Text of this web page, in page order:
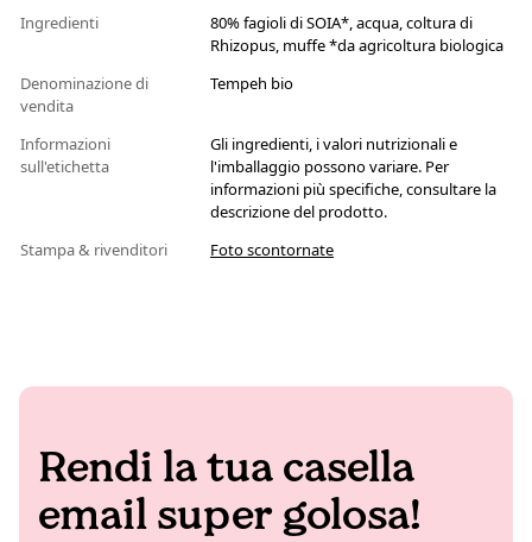
Ingredienti
80% fagioli di SOIA*, acqua, coltura di
Rhizopus, muffe *da agricoltura biologica
Denominazione di
vendita
Tempeh bio
Informazioni
sull'etichetta
Gli ingredienti, i valori nutrizionali e
l'imballaggio possono variare. Per
informazioni più specifiche, consultare la
descrizione del prodotto.
Stampa & rivenditori
Foto scontornate
Rendi la tua casella
email super golosa!